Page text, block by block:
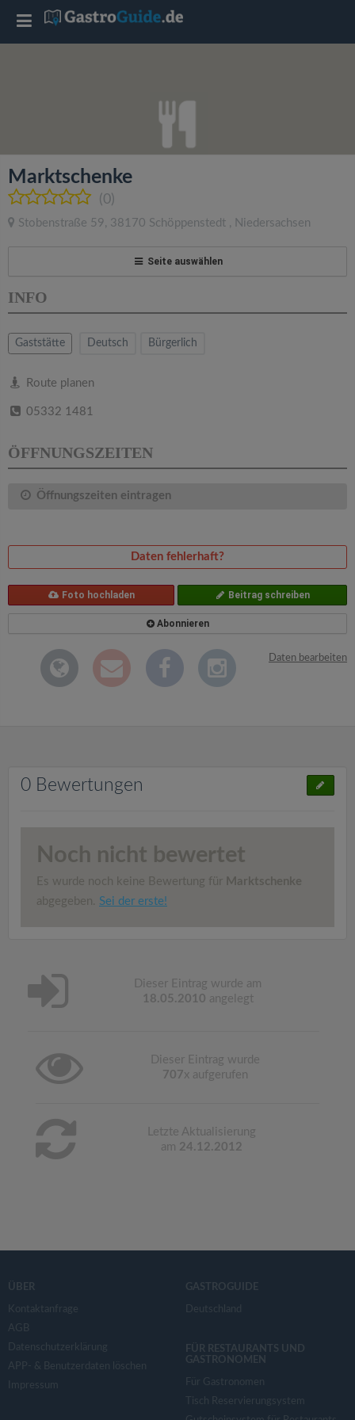
Marktschenke
(0)
Stobenstraße 59, 38170 Schöppenstedt , Niedersachsen
Seite auswählen
INFO
Gaststätte Deutsch Bürgerlich
Route planen
05332 1481
ÖFFNUNGSZEITEN
Öffnungszeiten eintragen
Daten fehlerhaft?
Foto hochladen Beitrag schreiben
Abonnieren
Daten bearbeiten
0 Bewertungen
Noch nicht bewertet
Es wurde noch keine Bewertung für Marktschenke
abgegeben. Sei der erste!
Dieser Eintrag wurde am
18.05.2010 angelegt
Dieser Eintrag wurde
707x aufgerufen
Letzte Aktualisierung
am 24.12.2012
ÜBER
Kontaktanfrage
AGB
Datenschutzerklärung
APP- & Benutzerdaten löschen
Impressum
GASTROGUIDE
Deutschland
FÜR RESTAURANTS UND
GASTRONOMEN
Für Gastronomen
Tisch Reservierungsystem
T
l
e
a
v
i
o